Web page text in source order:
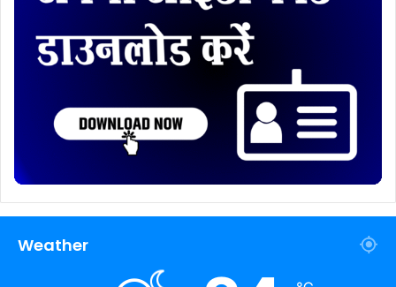
Weather